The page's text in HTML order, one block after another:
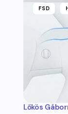
FSD
Lőkös Gábor